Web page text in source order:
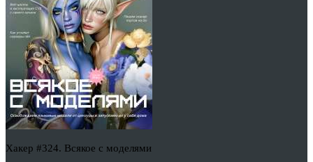
Хакер #324. Всякое с моделями